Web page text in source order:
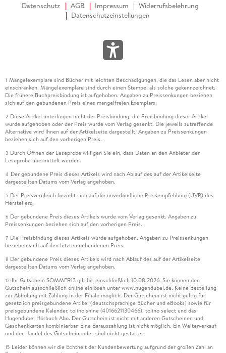
Datenschutz AGB Impressum
Widerrufsbelehrung
Datenschutzeinstellungen
1 Mängelexemplare sind Bücher mit leichten Beschädigungen, die das Lesen aber nicht
einschränken. Mängelexemplare sind durch einen Stempel als solche gekennzeichnet.
Die frühere Buchpreisbindung ist aufgehoben. Angaben zu Preissenkungen beziehen
sich auf den gebundenen Preis eines mangelfreien Exemplars.
2 Diese Artikel unterliegen nicht der Preisbindung, die Preisbindung dieser Artikel
wurde aufgehoben oder der Preis wurde vom Verlag gesenkt. Die jeweils zutreffende
Alternative wird Ihnen auf der Artikelseite dargestellt. Angaben zu Preissenkungen
beziehen sich auf den vorherigen Preis.
3 Durch Öffnen der Leseprobe willigen Sie ein, dass Daten an den Anbieter der
Leseprobe übermittelt werden.
4 Der gebundene Preis dieses Artikels wird nach Ablauf des auf der Artikelseite
dargestellten Datums vom Verlag angehoben.
5 Der Preisvergleich bezieht sich auf die unverbindliche Preisempfehlung (UVP) des
Herstellers.
6 Der gebundene Preis dieses Artikels wurde vom Verlag gesenkt. Angaben zu
Preissenkungen beziehen sich auf den vorherigen Preis.
7 Die Preisbindung dieses Artikels wurde aufgehoben. Angaben zu Preissenkungen
beziehen sich auf den letzten gebundenen Preis.
8 Der gebundene Preis dieses Artikels wird nach Ablauf des auf der Artikelseite
dargestellten Datums vom Verlag angehoben.
12 Ihr Gutschein SOMMER13 gilt bis einschließlich 10.08.2026. Sie können den
Gutschein ausschließlich online einlösen unter www.hugendubel.de. Keine Bestellung
zur Abholung mit Zahlung in der Filiale möglich. Der Gutschein ist nicht gültig für
gesetzlich preisgebundene Artikel (deutschsprachige Bücher und eBooks) sowie für
preisgebundene Kalender, tolino shine (4016621130466), tolino select und das
Hugendubel Hörbuch Abo. Der Gutschein ist nicht mit anderen Gutscheinen und
Geschenkkarten kombinierbar. Eine Barauszahlung ist nicht möglich. Ein Weiterverkauf
und der Handel des Gutscheincodes sind nicht gestattet.
15 Leider können wir die Echtheit der Kundenbewertung aufgrund der großen Zahl an